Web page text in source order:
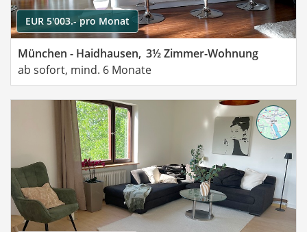
EUR 5'003.- pro Monat
München - Haidhausen, 3½ Zimmer-Wohnung
ab sofort, mind. 6 Monate